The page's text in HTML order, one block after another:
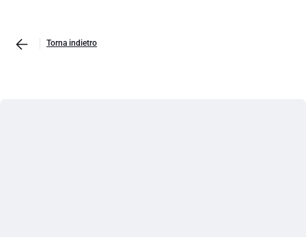
Torna indietro